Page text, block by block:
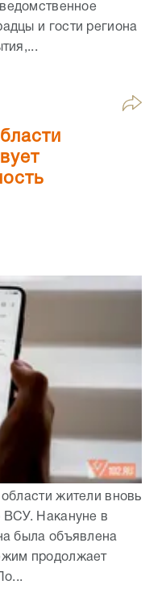
и гости региона
жители вновь
ВСУ. Накануне в
была объявлена
продолжает